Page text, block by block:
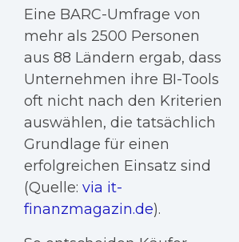
Eine BARC-Umfrage von
mehr als 2500 Personen
aus 88 Ländern ergab, dass
Unternehmen ihre BI-Tools
oft nicht nach den Kriterien
auswählen, die tatsächlich
Grundlage für einen
erfolgreichen Einsatz sind
(Quelle: via it-
finanzmagazin.de).